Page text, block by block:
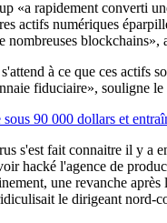
«a rapidement converti
actifs numériques
nombreuses blockchains»,
à ce que ces actifs
fiduciaire», souligne
90 000 dollars et
s'est fait connaitre il y a
hacké l'agence de
une revanche
le dirigeant nord-